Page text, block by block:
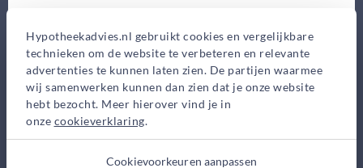
Hypotheekadvies.nl gebruikt cookies en vergelijkbare
technieken om de website te verbeteren en relevante
advertenties te kunnen laten zien. De partijen waarmee
wij samenwerken kunnen dan zien dat je onze website
hebt bezocht. Meer hierover vind je in
onze cookieverklaring.
Cookievoorkeuren aanpassen
0,-
Advieskosten
2.500,-
Maak gratis afspraak